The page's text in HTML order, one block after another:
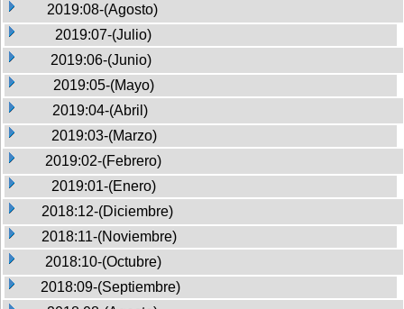
2019:08-(Agosto)
2019:07-(Julio)
2019:06-(Junio)
2019:05-(Mayo)
2019:04-(Abril)
2019:03-(Marzo)
2019:02-(Febrero)
2019:01-(Enero)
2018:12-(Diciembre)
2018:11-(Noviembre)
2018:10-(Octubre)
2018:09-(Septiembre)